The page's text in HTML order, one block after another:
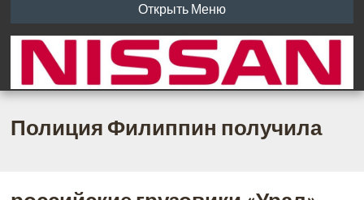
Открыть Меню
Полиция Филиппин получила